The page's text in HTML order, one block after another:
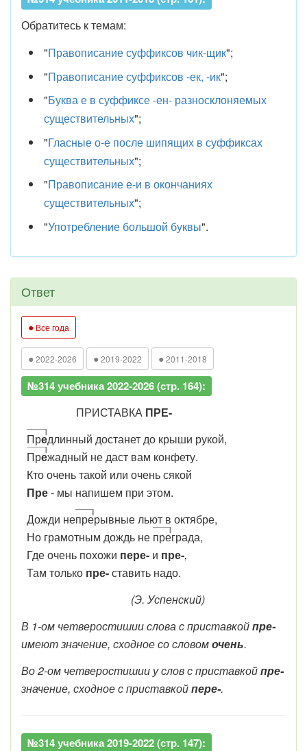
Обратитесь к темам:
"Правописание суффиксов чик-щик";
"Правописание суффиксов -ек, -ик";
"Буква е в суффиксе -ен- разносклоняемых
существительных";
"Гласные о-е после шипящих в суффиксах
существительных";
"Правописание е-и в окончаниях
существительных";
"Употребление большой буквы".
Ответ
● Все года
● 2022-2026 ● 2019-2022 ● 2011-2018
№314 учебника 2022-2026 (стр. 164):
ПРИСТАВКА ПРЕ-
Предлинный достанет до крыши рукой,
Прежадный не даст вам конфету.
Кто очень такой или очень сякой
Пре- мы напишем при этом.
Дожди непрерывные льют в октябре,
Но грамотным дождь не преграда,
Где очень похожи пере- и пре-‚
Там только пре-ставить надо.
(Э. Успенский)
В 1-ом четверостишии слова с приставкойпре-
имеют значение, сходное со словомочень.
Во 2-ом четверостишии у слов с приставкойпре-
значение, сходное с приставкойпере-.
№314 учебника 2019-2022 (стр. 147):